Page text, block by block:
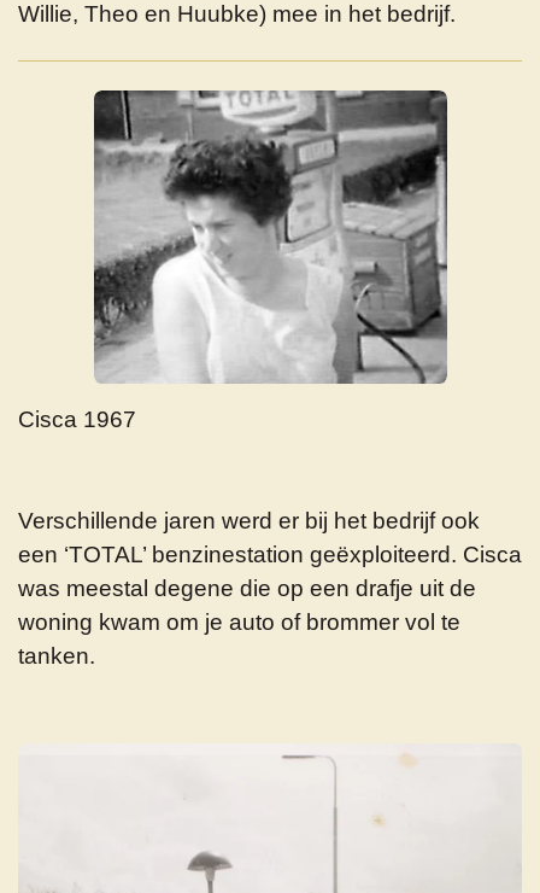
Willie, Theo en Huubke) mee in het bedrijf.
Cisca 1967
Verschillende jaren werd er bij het bedrijf ook
een ‘TOTAL’ benzinestation geëxploiteerd. Cisca
was meestal degene die op een drafje uit de
woning kwam om je auto of brommer vol te
tanken.